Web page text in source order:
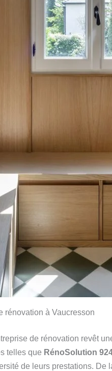
rénovation à Vaucresson
de rénovation revêt
telles que RénoSolution
de leurs prestations. De